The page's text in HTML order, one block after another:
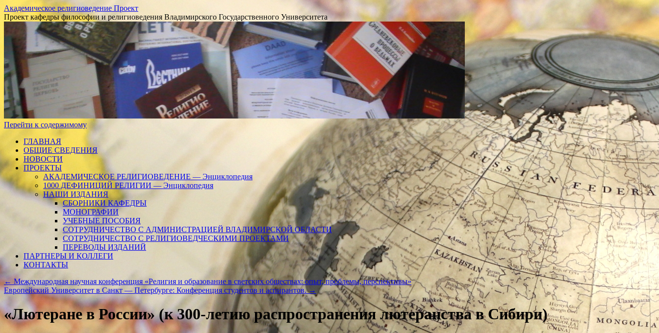
Академическое религиоведение Проект
Проект кафедры философии и религиоведения Владимирского Государственного Университета
Перейти к содержимому
ГЛАВНАЯ
ОБЩИЕ СВЕДЕНИЯ
НОВОСТИ
ПРОЕКТЫ
АКАДЕМИЧЕСКОЕ РЕЛИГИОВЕДЕНИЕ — Энциклопедия
1000 ДЕФИНИЦИЙ РЕЛИГИИ — Энциклопедия
НАШИ ИЗДАНИЯ
СБОРНИКИ КАФЕДРЫ
МОНОГРАФИИ
УЧЕБНЫЕ ПОСОБИЯ
СОТРУДНИЧЕСТВО С АДМИНИСТРАЦИЕЙ ВЛАДИМИРСКОЙ ОБЛАСТИ
СОТРУДНИЧЕСТВО С РЕЛИГИОВЕДЧЕСКИМИ ПРОЕКТАМИ
ПЕРЕВОДЫ ИЗДАНИЙ
ПАРТНЕРЫ И КОЛЛЕГИ
КОНТАКТЫ
← Международная научная конференция «Религия и образование в светских обществах: опыт, проблемы, перспективы»
Европейский Университет в Санкт — Петербурге: Конференция студентов и аспирантов.→
«Лютеране в России» (к 300-летию распространения лютеранства в Сибири)